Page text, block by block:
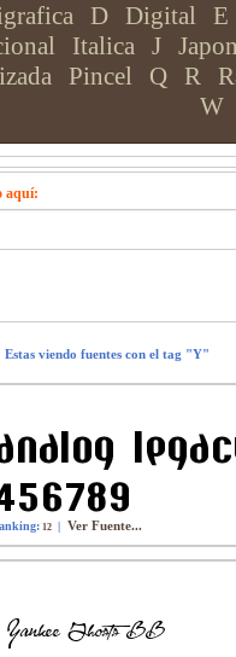
D Digital E
Italica J
Pincel Q R
W
aquí:
Estas viendo fuentes con el tag "Y"
12 | Ver Fuente...